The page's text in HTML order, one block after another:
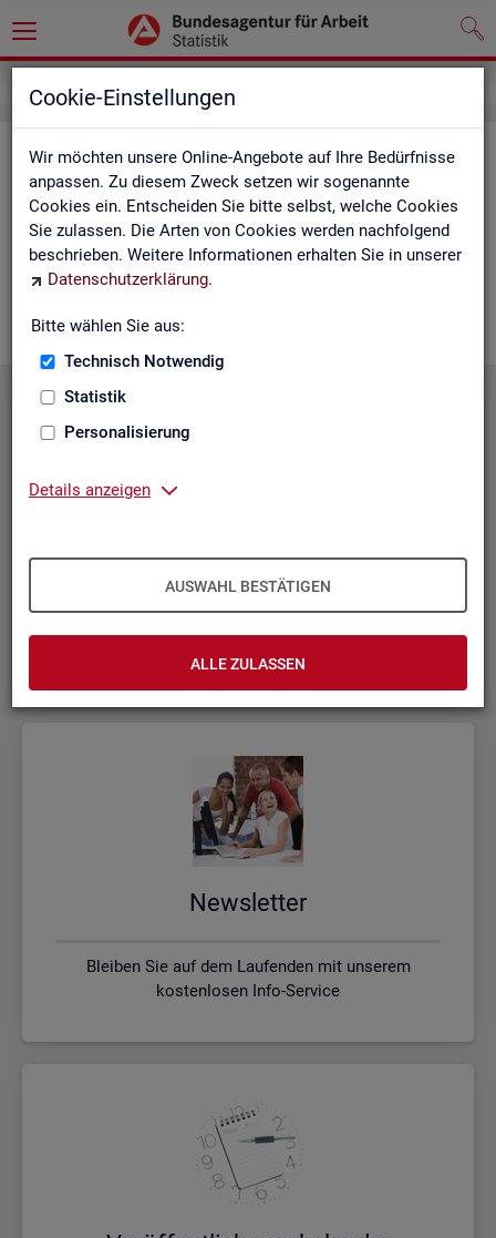
Cookie-Einstellungen
Wir möchten unsere Online-Angebote auf Ihre Bedürfnisse
anpassen. Zu diesem Zweck setzen wir sogenannte
Cookies ein. Entscheiden Sie bitte selbst, welche Cookies
Sie zulassen. Die Arten von Cookies werden nachfolgend
beschrieben. Weitere Informationen erhalten Sie in unserer
Datenschutzerklärung.
Bitte wählen Sie aus:
Technisch Notwendig
Statistik
Personalisierung
Details anzeigen
AUSWAHL BESTÄTIGEN
ALLE ZULASSEN
Ser­vice
Die Sta­tis­tik derBAbie­tet ein brei­tes An­ge­bot an Pro­duk­ten
und Son­der­aus­wer­tung (nachBe­darf). Haben Sie Fra­gen,
einen spe­zi­el­len Da­ten­wunsch oder möch­ten uns ein Feed­
back zu un­se­ren Pro­duk­ten geben, dann schau­en Sie auf den
Kon­takt, Feed­back und Kri­tik
News­let­ter
Bleiben Sie auf dem Laufenden mit unserem
kostenlosen Info-Service